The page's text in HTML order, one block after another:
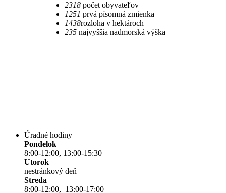
2318 počet obyvateľov
1251 prvá písomná zmienka
1438rozloha v hektároch
235​ najvyššia nadmorská výška
Úradné hodiny
Pondelok
8:00-12:00, 13:00-15:30
Utorok
nestránkový deň
Streda
8:00-12:00, 13:00-17:00